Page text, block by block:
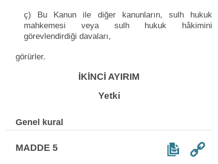
ç) Bu Kanun ile diğer kanunların, sulh hukuk
mahkemesi veya sulh hukuk hâkimini
görevlendirdiği davaları,
görürler.
İKİNCİ AYIRIM
Yetki
Genel kural
MADDE 5